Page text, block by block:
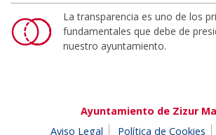
La transparencia es uno de los
fundamentales que debe de
nuestro ayuntamiento.
Ayuntamiento de Zizur
Aviso Legal
Política de Cookies